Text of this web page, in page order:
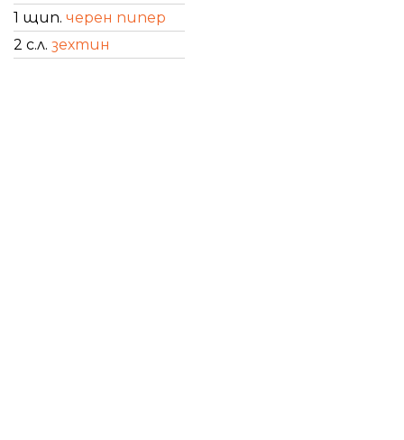
1 щип. черен пипер
2 с.л. зехтин